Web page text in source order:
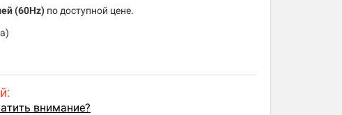
(60Hz) по доступной цене.
внимание?